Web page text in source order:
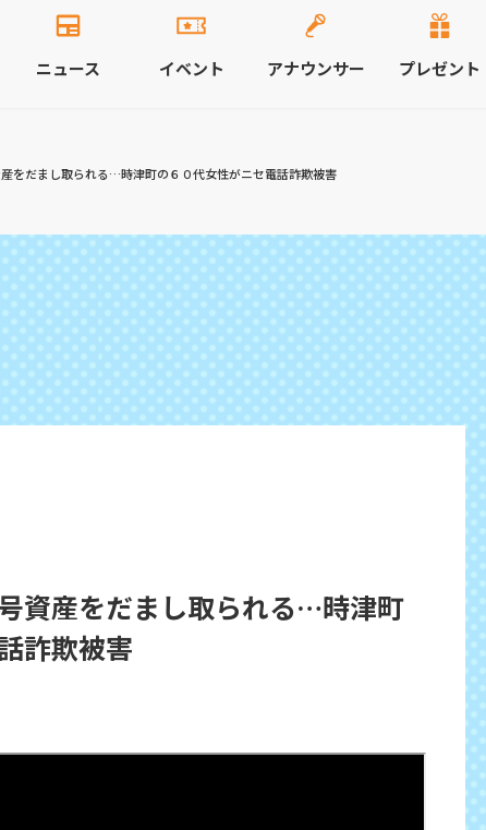
ニュース イベント アナウンサー プレゼント
をだまし取られる…時津町の６０代女性がニセ電話詐欺被害
資産をだまし取られる…時津町
詐欺被害